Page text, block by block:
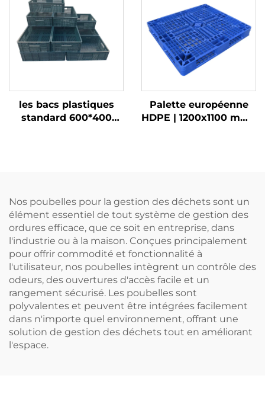
déchets déchets
les bacs plastiques
standard 600*400
Palette européenne
HDPE | 1200x1100 mm |
Nos poubelles pour la gestion des déchets sont un
élément essentiel de tout système de gestion des
ordures efficace, que ce soit en entreprise, dans
l'industrie ou à la maison. Conçues principalement
pour offrir commodité et fonctionnalité à
l'utilisateur, nos poubelles intègrent un contrôle des
odeurs, des ouvertures d'accès facile et un
rangement sécurisé. Les poubelles sont
polyvalentes et peuvent être intégrées facilement
dans n'importe quel environnement, offrant une
solution de gestion des déchets tout en améliorant
l'espace.